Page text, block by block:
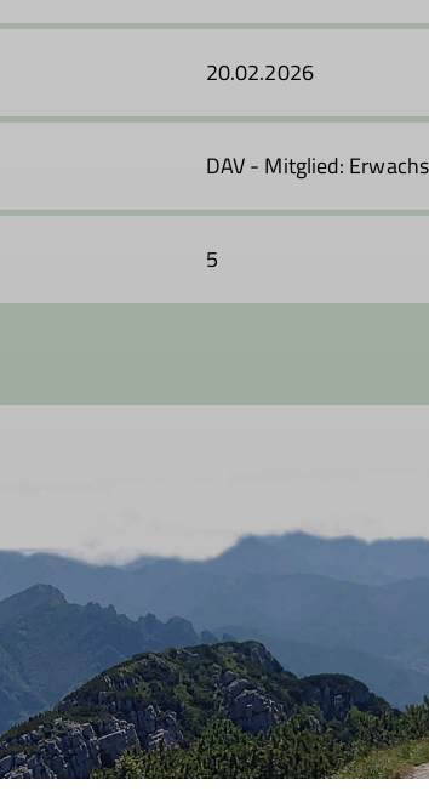
20.02.2026
DAV - Mitglied:
5